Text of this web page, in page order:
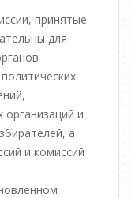
принятые
для
организаций и
а
и комиссий